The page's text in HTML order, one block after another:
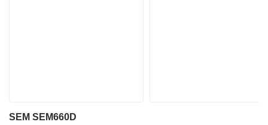
SEM SEM660D